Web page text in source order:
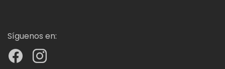
Síguenos en: